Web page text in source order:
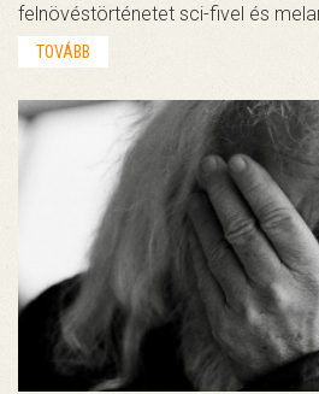
felnövéstörténetet sci-fivel és
TOVÁBB